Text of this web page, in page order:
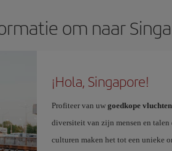
om naar
¡Hola, Singapore!
Profiteer van uw goedkope
diversiteit van zijn mensen en
culturen maken het tot een unieke